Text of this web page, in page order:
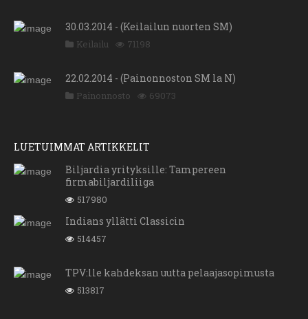
30.03.2014 - (Keilailun nuorten SM)
Keilailu 71198
22.02.2014 - (Painonnoston SM la N)
Painonnosto 69073
LUETUIMMAT ARTIKKELIT
Biljardia yrityksille: Tampereen
firmabiljardiliiga
517980
Indians yllätti Classicin
514457
TPV:lle kahdeksan uutta pelaajasopimusta
513817